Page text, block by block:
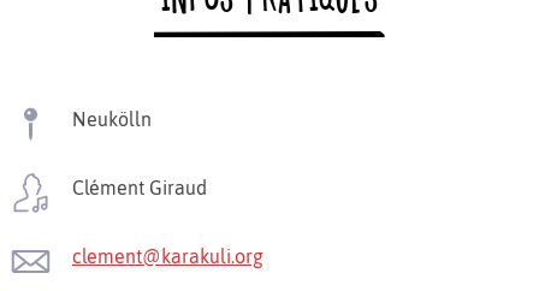
Neukölln
Clément Giraud
clement@karakuli.org